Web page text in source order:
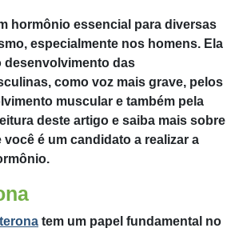
hormônio essencial para diversas
especialmente nos homens. Ela
desenvolvimento das
como voz mais grave, pelos
muscular e também pela
deste artigo e saiba mais sobre
é um candidato a realizar a
tem um papel fundamental no